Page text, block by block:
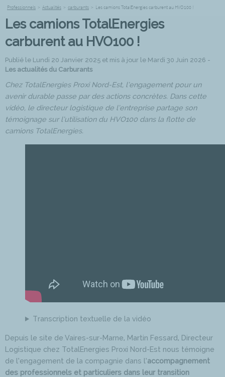
Professionnels > Actualités > carburants > Les camions TotalEnergies carburent au HVO100 !
Les camions TotalEnergies
carburent au HVO100 !
Publié le Lundi 20 Janvier 2025 et mis à jour le Mardi 30 Juin 2026 -
Les actualités du Carburants
Chez TotalEnergies Proxi Nord-Est, l’engagement pour un
avenir durable passe par des actions concrètes. Dans cette
vidéo, le directeur logistique de l’entreprise partage son
témoignage sur l’utilisation du HVO100 dans la flotte de
camions TotalEnergies.
Transcription textuelle de la vidéo
Depuis le site de Vaires-sur-Marne, Martin Fessard, Directeur
Logistique chez TotalEnergies Proxi Nord-Est nous témoigne
de l’engagement de la compagnie dans l’accompagnement
des professionnels et particuliers dans leur transition